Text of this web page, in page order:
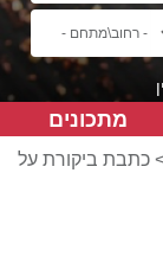
מתכונים
כתבת ביקורת על